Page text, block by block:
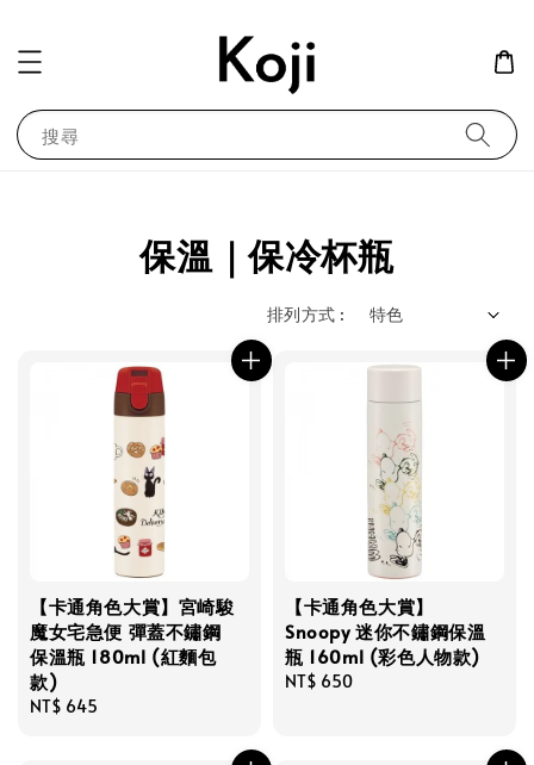
搜尋
保溫｜保冷杯瓶
排列方式 :
【卡通角色大賞】宮崎駿
魔女宅急便 彈蓋不鏽鋼
保溫瓶 180ml (紅麵包
款)
Regular
NT$ 645
【卡通角色大賞】
Snoopy 迷你不鏽鋼保溫
瓶 160ml (彩色人物款)
Regular
NT$ 650